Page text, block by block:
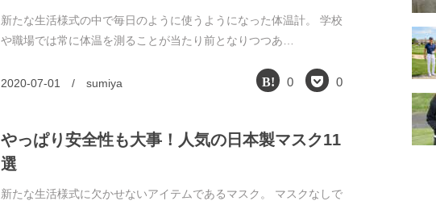
新たな生活様式の中で毎日のように使うようになった体温計。 学校
や職場では常に体温を測ることが当たり前となりつつあ…
2020-07-01 / sumiya 0 0
やっぱり安全性も大事！人気の日本製マスク11
選
新たな生活様式に欠かせないアイテムであるマスク。 マスクなしで